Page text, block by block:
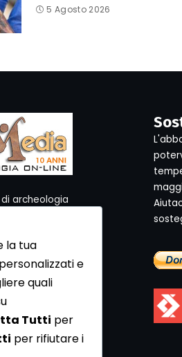
5 Agosto 2026
archeologia
potete utilizzare i
Mediares S.c.
la tua
e
quali
Tutti per
per rifiutare i